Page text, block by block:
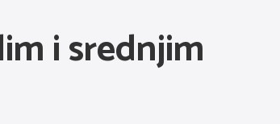
i srednjim